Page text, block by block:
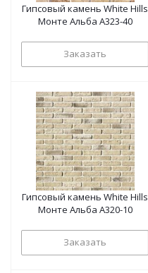
Гипсовый камень White Hills
Монте Альба А323-40
Заказать
Гипсовый камень White Hills
Монте Альба А320-10
Заказать